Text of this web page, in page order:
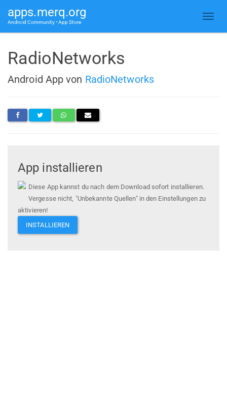
apps.merq.org
Android Community • App Store
RadioNetworks
Android App von RadioNetworks
App installieren
Diese App kannst du nach dem Download sofort installieren.
Vergesse nicht, "Unbekannte Quellen" in den Einstellungen zu
aktivieren!
INSTALLIEREN